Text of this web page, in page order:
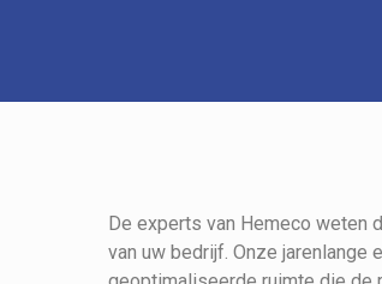
De experts van Hemeco weten
van uw bedrijf. Onze